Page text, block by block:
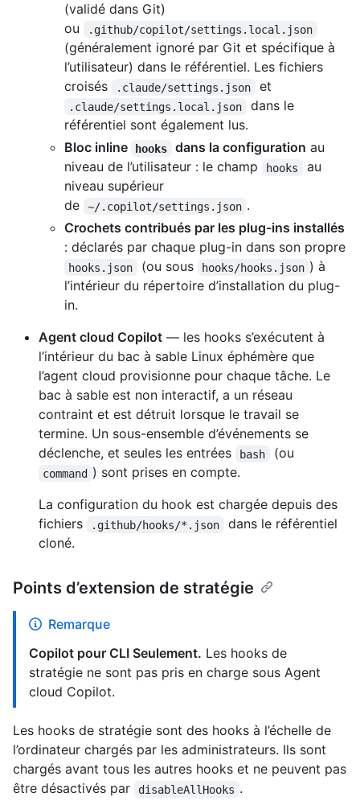
(validé dans Git)
ou
.github/copilot/settings.local.json
(généralement ignoré par Git et spécifique à
l’utilisateur) dans le référentiel. Les fichiers
croisés
.claude/settings.json et
.claude/settings.local.json
dans le
référentiel sont également lus.
Bloc inline
hooks dans la configuration au
niveau de l’utilisateur : le champ
hooks
au
niveau supérieur
de
~/.copilot/settings.json .
Crochets contribués par les plug-ins installés
: déclarés par chaque plug-in dans son propre
hooks.json (ou sous hooks/hooks.json ) à
l’intérieur du répertoire d’installation du plug-
in.
Agent cloud Copilot — les hooks s’exécutent à
l’intérieur du bac à sable Linux éphémère que
l’agent cloud provisionne pour chaque tâche. Le
bac à sable est non interactif, a un réseau
contraint et est détruit lorsque le travail se
termine. Un sous-ensemble d’événements se
déclenche, et seules les entrées
bash (ou
command ) sont prises en compte.
La configuration du hook est chargée depuis des
fichiers
.github/hooks/*.json
dans le référentiel
cloné.
Points d’extension de stratégie
Remarque
Copilot pour CLI Seulement. Les hooks de
stratégie ne sont pas pris en charge sous Agent
cloud Copilot.
Les hooks de stratégie sont des hooks à l’échelle de
l’ordinateur chargés par les administrateurs. Ils sont
chargés avant tous les autres hooks et ne peuvent pas
être désactivés par
disableAllHooks .